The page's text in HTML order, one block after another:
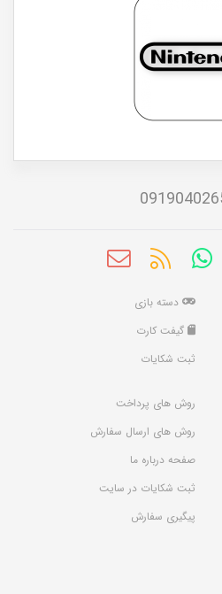
دسته بازی
گیفت کارت
ثبت شکایات
روش های پرداخت
روش های ارسال سفارش
صفحه درباره ما
ثبت شکایات در سایت
پیگیری سفارش